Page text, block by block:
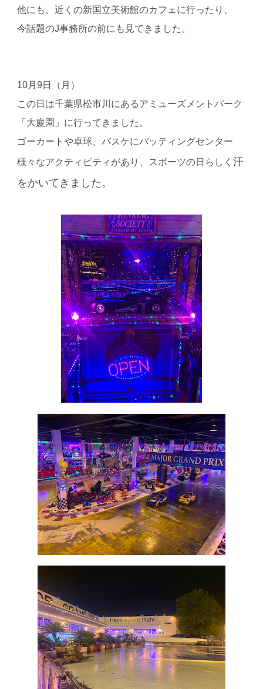
他にも、近くの新国立美術館のカフェに行ったり、
今話題のJ事務所の前にも見てきました。
10月 9 日（月）
この日は千葉県松市川にあるアミューズメントパーク
「大慶園」に行ってきました。
ゴーカートや卓球、バスケにバッティングセンター
様々なアクティビティがあり、スポーツの日らしく 汗
をかいてきました。